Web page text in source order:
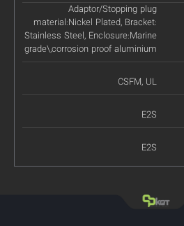
Adaptor/Stopping plug
material:Nickel Plated, Bracket:
Stainless Steel, Enclosure:Marine
grade\,corrosion proof aluminium
CSFM, UL
E2S
E2S